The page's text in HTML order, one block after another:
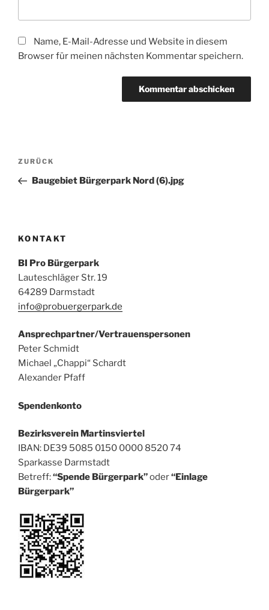
Name, E-Mail-Adresse und Website in diesem
Browser für meinen nächsten Kommentar speichern.
Beitragsnavigation
Vorheriger
Beitrag
ZURÜCK
Baugebiet Bürgerpark Nord (6).jpg
KONTAKT
BI Pro Bürgerpark
Lauteschläger Str. 19
64289 Darmstadt
info@probuergerpark.de
Ansprechpartner/Vertrauenspersonen
Peter Schmidt
Michael „Chappi“ Schardt
Alexander Pfaff
Spendenkonto
Bezirksverein Martinsviertel
IBAN: DE39 5085 0150 0000 8520 74
Sparkasse Darmstadt
Betreff:“Spende Bürgerpark”oder“Einlage
Bürgerpark”